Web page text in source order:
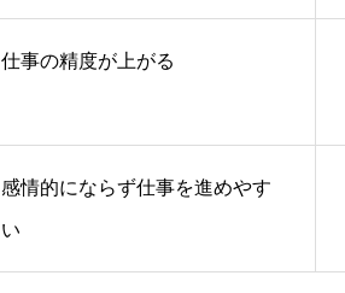
仕事の精度が上がる
感情的にならず仕事を進めやす
い